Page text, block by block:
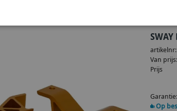
artikelnr:
Van prijs:
Prijs
Garantie:
Op